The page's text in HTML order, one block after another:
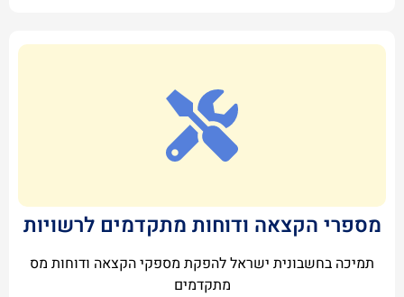
מספרי הקצאה ודוחות מתקדמים לרשויות
תמיכה בחשבונית ישראל להפקת מספקי הקצאה ודוחות מס
מתקדמים